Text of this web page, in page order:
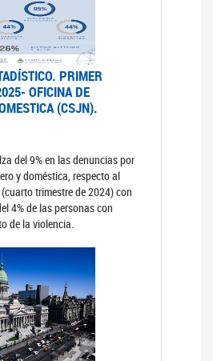
PRIMER
OFICINA DE
(CSJN).
del 9% en las denuncias por
y doméstica, respecto al
trimestre de 2024) con
4% de las personas con
de la violencia.